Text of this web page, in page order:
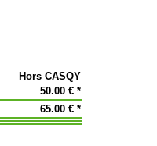
Hors CASQY
50.00 € *
65.00 € *